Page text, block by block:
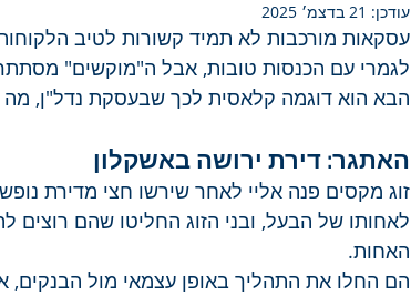
עודכן: 21 בדצמ׳ 2025
עסקאות מורכבות לא תמיד קשורות לטיב
לגמרי עם הכנסות טובות, אבל ה"מוקשים"
הבא הוא דוגמה קלאסית לכך שבעסקת נדל"ן, מה
האתגר: דירת ירושה באשקלון
זוג מקסים פנה אליי לאחר שירשו חצי מדירת
לאחותו של הבעל, ובני הזוג החליטו שהם
האחות.
הם החלו את התהליך באופן עצמאי מול הבנקים,